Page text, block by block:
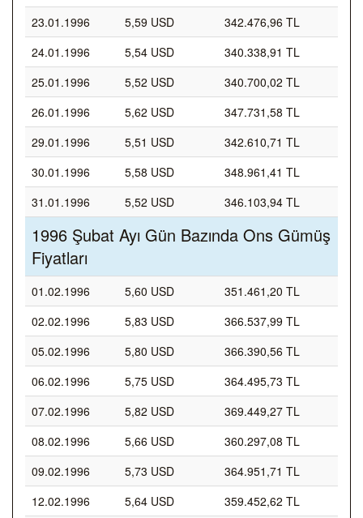
23.01.1996 5,59 USD
342.476,96 TL
24.01.1996
5,54 USD
340.338,91 TL
25.01.1996
5,52 USD
340.700,02 TL
26.01.1996
5,62 USD
347.731,58 TL
29.01.1996
5,51 USD
342.610,71 TL
30.01.1996
5,58 USD
348.961,41 TL
31.01.1996
5,52 USD 346.103,94 TL
1996 Şubat Ayı Gün Bazında Ons Gümüş
Fiyatları
01.02.1996 5,60 USD
351.461,20 TL
02.02.1996
5,83 USD
366.537,99 TL
05.02.1996
5,80 USD
366.390,56 TL
06.02.1996
5,75 USD
364.495,73 TL
07.02.1996
5,82 USD
369.449,27 TL
08.02.1996
5,66 USD
360.297,08 TL
09.02.1996
5,73 USD
364.951,71 TL
12.02.1996
5,64 USD
359.452,62 TL